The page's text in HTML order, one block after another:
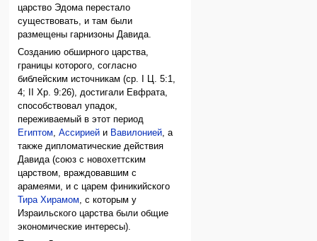
царство Эдома перестало
существовать, и там были
размещены гарнизоны Давида.
Созданию обширного царства,
границы которого, согласно
библейским источникам (ср. I Ц. 5:1,
4; II Хр. 9:26), достигали Евфрата,
способствовал упадок,
переживаемый в этот период
Египтом,Ассирией и Вавилонией, а
также дипломатические действия
Давида (союз с новохеттским
царством, враждовавшим с
арамеями, и с царем финикийского
Тира Хирамом, с которым у
Израильского царства были общие
экономические интересы).